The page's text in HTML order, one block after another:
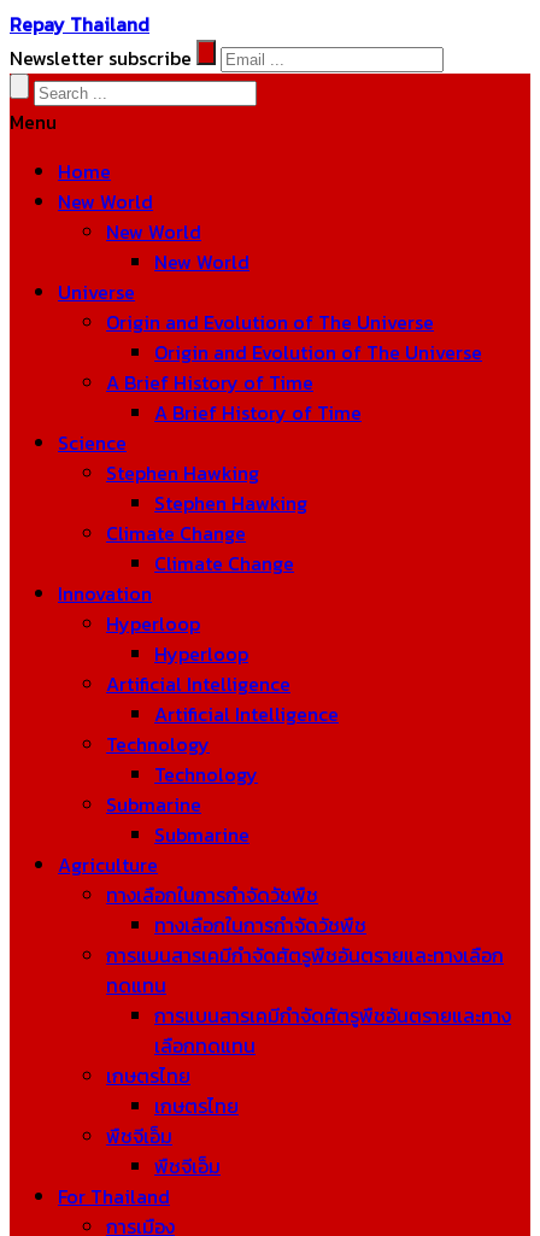
Repay Thailand
Newsletter subscribe
Menu
Home
New World
New World
New World
Universe
Origin and Evolution of The Universe
Origin and Evolution of The Universe
A Brief History of Time
A Brief History of Time
Science
Stephen Hawking
Stephen Hawking
Climate Change
Climate Change
Innovation
Hyperloop
Hyperloop
Artificial Intelligence
Artificial Intelligence
Technology
Technology
Submarine
Submarine
Agriculture
ทางเลือกในการกำจัดวัชพืช
ทางเลือกในการกำจัดวัชพืช
การแบนสารเคมีกำจัดศัตรูพืชอันตรายและทางเลือก
ทดแทน
การแบนสารเคมีกำจัดศัตรูพืชอันตรายและทาง
เลือกทดแทน
เกษตรไทย
เกษตรไทย
พืชจีเอ็ม
พืชจีเอ็ม
For Thailand
การเมือง